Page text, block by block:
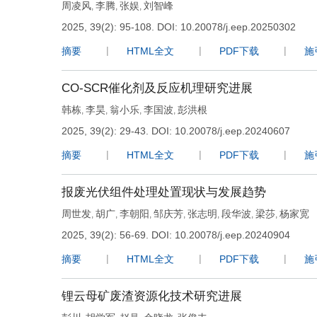
周凌风, 李腾, 张娱, 刘智峰
2025, 39(2): 95-108.
DOI: 10.20078/j.eep.20250302
摘要 HTML全文 PDF下载 施
CO-SCR催化剂及反应机理研究进展
韩栋, 李昊, 翁小乐, 李国波, 彭洪根
2025, 39(2): 29-43.
DOI: 10.20078/j.eep.20240607
摘要 HTML全文 PDF下载 施
报废光伏组件处理处置现状与发展趋势
周世发, 胡广, 李朝阳, 邹庆芳, 张志明 , 段华波, 梁莎, 杨家宽
2025, 39(2): 56-69.
DOI: 10.20078/j.eep.20240904
摘要 HTML全文 PDF下载 施
锂云母矿废渣资源化技术研究进展